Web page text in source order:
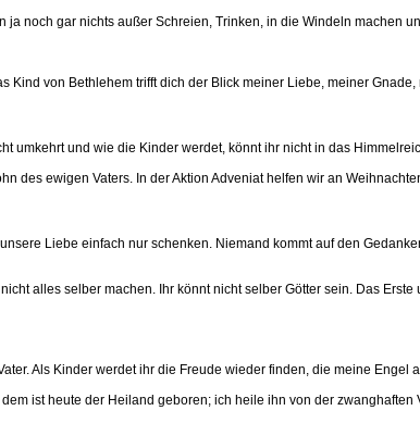
noch gar nichts außer Schreien, Trinken, in die Windeln machen
von Bethlehem trifft dich der Blick meiner Liebe, meiner
umkehrt und wie die Kinder werdet, könnt ihr nicht in das
des ewigen Vaters. In der Aktion Adveniat helfen wir an
Liebe einfach nur schenken. Niemand kommt auf den
alles selber machen. Ihr könnt nicht selber Götter sein. Das
Als Kinder werdet ihr die Freude wieder finden, die meine
ist heute der Heiland geboren; ich heile ihn von der